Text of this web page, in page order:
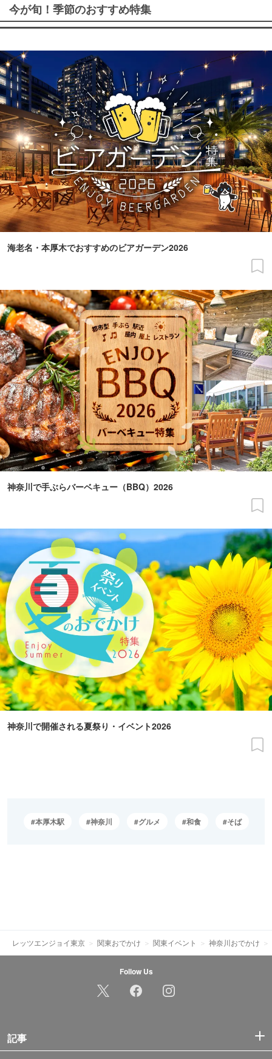
今が旬！季節のおすすめ特集
海老名・本厚木でおすすめのビアガーデン2026
神奈川で手ぶらバーベキュー（BBQ）2026
神奈川で開催される夏祭り・イベント2026
本厚木駅 神奈川 グルメ 和食 そば
レッツエンジョイ東京 関東おでかけ 関東イベント 神奈川おでかけ
Follow Us
記事